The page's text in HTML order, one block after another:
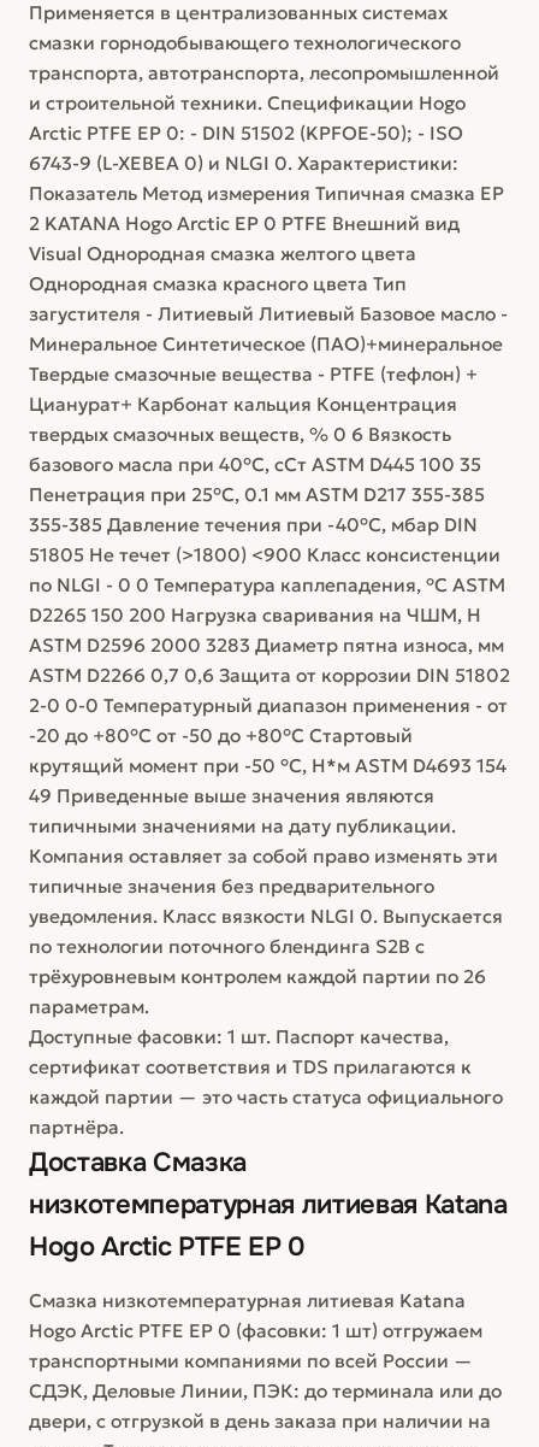
Применяется в централизованных системах
смазки горнодобывающего технологического
транспорта, автотранспорта, лесопромышленной
и строительной техники. Спецификации Hogo
Arctic PTFE EP 0: - DIN 51502 (KPFOE-50); - ISO
6743-9 (L-XEBEA 0) и NLGI 0. Характеристики:
Показатель Метод измерения Типичная смазка EP
2 KATANA Hogo Arctic EP 0 PTFE Внешний вид
Visual Однородная смазка желтого цвета
Однородная смазка красного цвета Тип
загустителя - Литиевый Литиевый Базовое масло -
Минеральное Синтетическое (ПАО)+минеральное
Твердые смазочные вещества - PTFE (тефлон) +
Цианурат+ Карбонат кальция Концентрация
твердых смазочных веществ, % 0 6 Вязкость
базового масла при 40°С, сСт ASTM D445 100 35
Пенетрация при 25°С, 0.1 мм ASTM D217 355-385
355-385 Давление течения при -40°С, мбар DIN
51805 Не течет (>1800) <900 Класс консистенции
по NLGI - 0 0 Температура каплепадения, °C ASTM
D2265 150 200 Нагрузка сваривания на ЧШМ, Н
ASTM D2596 2000 3283 Диаметр пятна износа, мм
ASTM D2266 0,7 0,6 Защита от коррозии DIN 51802
2-0 0-0 Температурный диапазон применения - от
-20 до +80°C от -50 до +80°C Стартовый
крутящий момент при -50 °С, Н*м ASTM D4693 154
49 Приведенные выше значения являются
типичными значениями на дату публикации.
Компания оставляет за собой право изменять эти
типичные значения без предварительного
уведомления. Класс вязкости NLGI 0. Выпускается
по технологии поточного блендинга S2B с
трёхуровневым контролем каждой партии по 26
параметрам.
Доступные фасовки: 1 шт. Паспорт качества,
сертификат соответствия и TDS прилагаются к
каждой партии — это часть статуса официального
партнёра.
Доставка Смазка
низкотемпературная литиевая Katana
Hogo Arctic PTFE EP 0
Смазка низкотемпературная литиевая Katana
Hogo Arctic PTFE EP 0 (фасовки: 1 шт) отгружаем
транспортными компаниями по всей России —
СДЭК, Деловые Линии, ПЭК: до терминала или до
двери, с отгрузкой в день заказа при наличии на